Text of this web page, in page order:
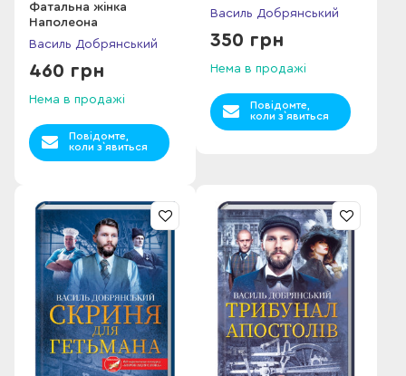
Фатальна жінка
Наполеона
Василь Добрянський
460 грн
Нема в продажі
Повідомте,
коли з`явиться
Василь Добрянський
350 грн
Нема в продажі
Повідомте,
коли з`явиться